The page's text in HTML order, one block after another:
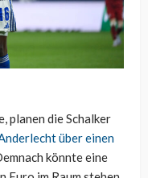
planen die Schalker
über einen
könnte eine